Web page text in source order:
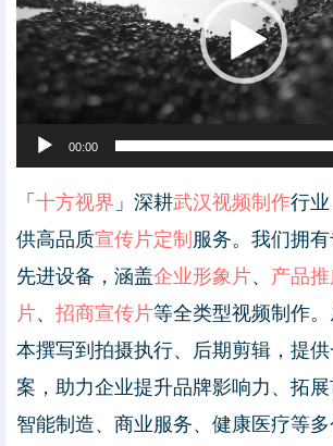
器
00:00
「 十方视界 」深耕武汉视频制作行
供高品质宣传片定制 服务。我们拥
先进设备，涵盖企业形象片、 产品
片、 招商宣传片等全类型视频制作
本撰写到拍摄执行、后期剪辑，提
案，助力企业提升品牌影响力、拓
智能制造、商业服务、健康医疗等